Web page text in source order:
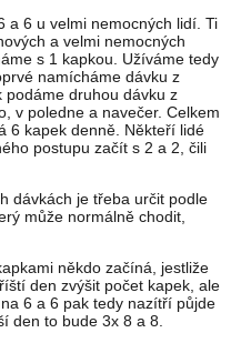
a 6 u velmi nemocných lidí. Ti
a velmi nemocných
s 1 kapkou. Užíváme tedy
namícháme dávku z
podáme druhou dávku z
v poledne a navečer. Celkem
6 kapek denně. Někteří lidé
postupu začít s 2 a 2, čili
dávkách je třeba určit podle
může normálně chodit,
někdo začíná, jestliže
den zvýšit počet kapek, ale
6 a 6 pak tedy nazítří půjde
den to bude 3x 8 a 8.